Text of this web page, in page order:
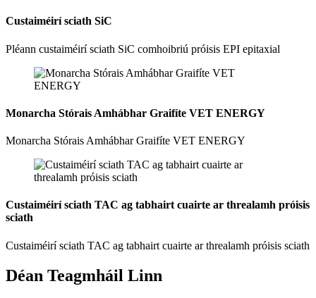
Custaiméirí sciath SiC
Pléann custaiméirí sciath SiC comhoibriú próisis EPI epitaxial
Monarcha Stórais Amhábhar Graifíte VET ENERGY
Monarcha Stórais Amhábhar Graifíte VET ENERGY
Custaiméirí sciath TAC ag tabhairt cuairte ar threalamh próisis
sciath
Custaiméirí sciath TAC ag tabhairt cuairte ar threalamh próisis sciath
Déan Teagmháil Linn